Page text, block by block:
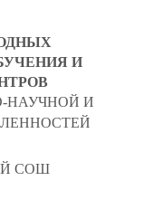
И
НАУЧНОЙ И
СОШ